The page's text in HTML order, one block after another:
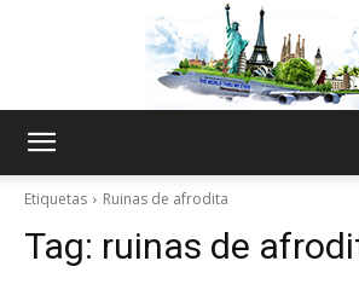
Etiquetas Ruinas de afrodita
Tag: ruinas de